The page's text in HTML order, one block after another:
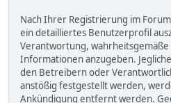
Nach Ihrer Registrierung im
ein detailliertes Benutzerprofil
Verantwortung, wahrheitsgemäße
Informationen anzugeben.
den Betreibern oder
anstößig festgestellt werden,
Ankündigung entfernt werden.